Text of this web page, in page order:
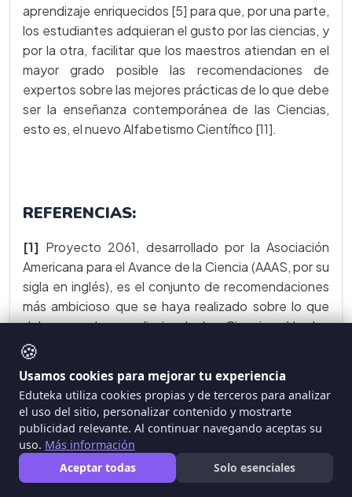
aprendizaje enriquecidos [5] para que, por una parte,
los estudiantes adquieran el gusto por las ciencias, y
por la otra, facilitar que los maestros atiendan en el
mayor grado posible las recomendaciones de
expertos sobre las mejores prácticas de lo que debe
ser la enseñanza contemporánea de las Ciencias,
esto es, el nuevo Alfabetismo Científico [11].
REFERENCIAS:
[1] Proyecto 2061, desarrollado por la Asociación
Americana para el Avance de la Ciencia (AAAS, por su
sigla en inglés), es el conjunto de recomendaciones
más ambicioso que se haya realizado sobre lo que
debe ser el aprendizaje de las Ciencias. Ver los
enlaces a dos libros de este proyecto: "Ciencia para
disponibles en español y se pueden leer
gratuitamente en línea
https://eduteka.icesi.edu.co/Proyecto2061.php
[2] Ministerio de Educación Nacional de Colombia
(MEN), Estándares Curriculares para Ciencias
Naturales y Educación Ambiental (Documento de
🍪
Usamos cookies para mejorar tu experiencia
Eduteka utiliza cookies propias y de terceros para analizar
el uso del sitio, personalizar contenido y mostrarte
publicidad relevante. Al continuar navegando aceptas su
uso. Más información
Aceptar todas
Solo esenciales